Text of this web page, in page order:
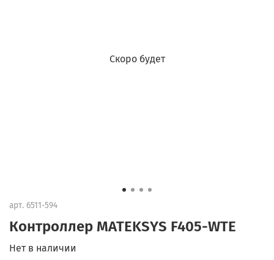
Скоро будет
арт. 6511-594
Контроллер MATEKSYS F405-WTE
Нет в наличии